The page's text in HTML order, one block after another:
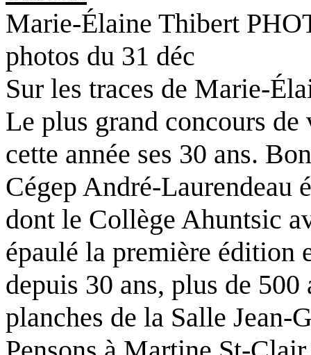
Marie-Élaine Thibert
photos du 31 déc
Sur les traces de Marie-
Le plus grand concours
cette année ses 30 ans.
Cégep André-Laurendeau
dont le Collège Ahuntsic
épaulé la première édition
depuis 30 ans, plus de
planches de la Salle Jean-